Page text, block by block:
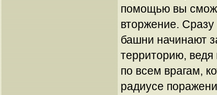
помощью вы
вторжение. Сразу
башни начинают
территорию, ведя
по всем врагам,
радиусе